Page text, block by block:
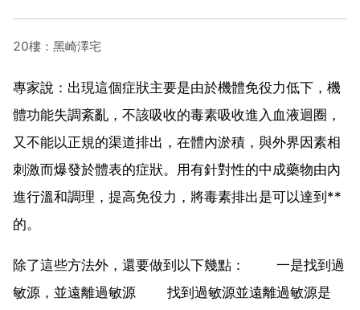
20樓：黑崎澤宅
專家說：出現這個症狀主要是由於機體免役力低下，機
體功能失調紊亂，不該吸收的毒素吸收進入血液迴圈，
又不能以正規的渠道排出，在體內淤積，與外界因素相
刺激而爆發於體表的症狀。用有針對性的中成藥物由內
進行溫和調理，提高免役力，將毒素排出是可以達到**
的。
除了這些方法外，還要做到以下幾點： 一是找到過
敏源，並遠離過敏源 找到過敏源並遠離過敏源是